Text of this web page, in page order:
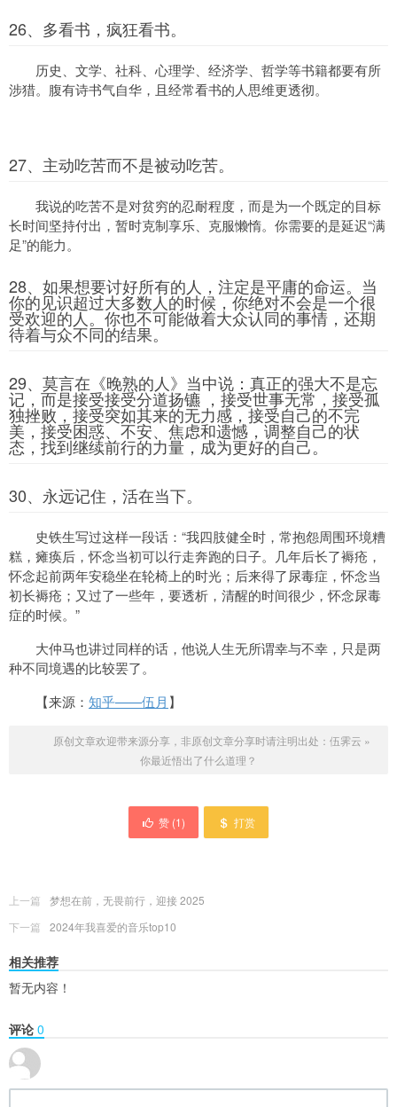
26、多看书，疯狂看书。
历史、文学、社科、心理学、经济学、哲学等书籍都要有所
涉猎。腹有诗书气自华，且经常看书的人思维更透彻。
27、主动吃苦而不是被动吃苦。
我说的吃苦不是对贫穷的忍耐程度，而是为一个既定的目标
长时间坚持付出，暂时克制享乐、克服懒惰。你需要的是延迟“满
足”的能力。
28、如果想要讨好所有的人，注定是平庸的命运。当
你的见识超过大多数人的时候，你绝对不会是一个很
受欢迎的人。你也不可能做着大众认同的事情，还期
待着与众不同的结果。
29、莫言在《晚熟的人》当中说：真正的强大不是忘
记，而是接受接受分道扬镳 ，接受世事无常，接受孤
独挫败，接受突如其来的无力感，接受自己的不完
美，接受困惑、不安、焦虑和遗憾，调整自己的状
态，找到继续前行的力量，成为更好的自己。
30、永远记住，活在当下。
史铁生写过这样一段话：“我四肢健全时，常抱怨周围环境糟
糕，瘫痪后，怀念当初可以行走奔跑的日子。几年后长了褥疮，
怀念起前两年安稳坐在轮椅上的时光；后来得了尿毒症，怀念当
初长褥疮；又过了一些年，要透析，清醒的时间很少，怀念尿毒
症的时候。”
大仲马也讲过同样的话，他说人生无所谓幸与不幸，只是两
种不同境遇的比较罢了。
【来源： 知乎——伍月 】
原创文章欢迎带来源分享，非原创文章分享时请注明出处： 伍霁云 »
你最近悟出了什么道理？
赞 (1) 打赏
上一篇
梦想在前，无畏前行，迎接 2025
下一篇
2024年我喜爱的音乐top10
相关推荐
暂无内容！
评论 0